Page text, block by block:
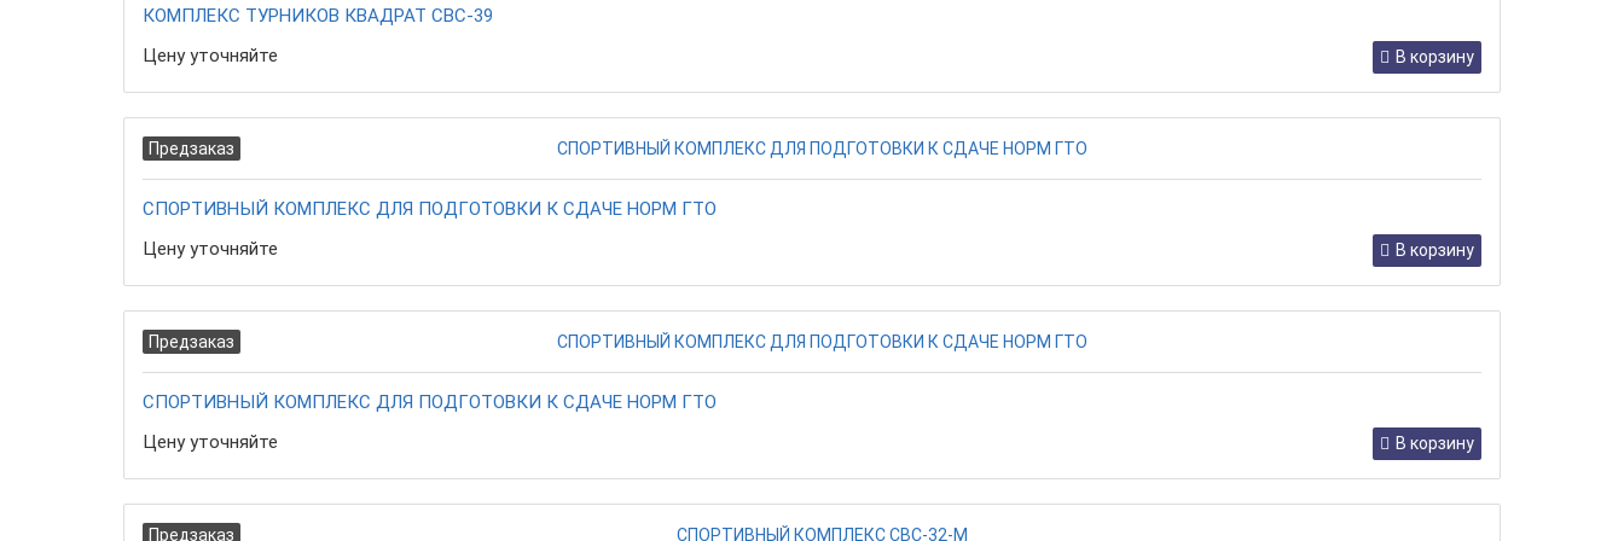
КОМПЛЕКС ТУРНИКОВ КВАДРАТ СВС-39
Цену уточняйте
В корзину
Предзаказ
СПОРТИВНЫЙ КОМПЛЕКС ДЛЯ ПОДГОТОВКИ К СДАЧЕ НОРМ ГТО
Цену уточняйте
В корзину
Предзаказ
СПОРТИВНЫЙ КОМПЛЕКС ДЛЯ ПОДГОТОВКИ К СДАЧЕ НОРМ ГТО
Цену уточняйте
В корзину
Предзаказ